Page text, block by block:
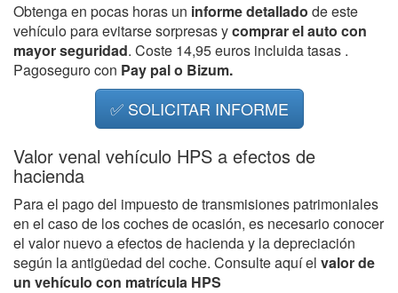
Obtenga en pocas horas un informe detallado de este
vehículo para evitarse sorpresas ycomprar el auto con
mayor seguridad. Coste 14,95 euros incluida tasas .
Pagoseguro con Pay pal o Bizum.
✅ SOLICITAR INFORME
Valor venal vehículo HPS a efectos de
hacienda
Para el pago del impuesto de transmisiones patrimoniales
en el caso de los coches de ocasión, es necesario conocer
el valor nuevo a efectos de hacienda y la depreciación
según la antigüedad del coche. Consulte aquí el valor de
un vehículo con matrícula HPS